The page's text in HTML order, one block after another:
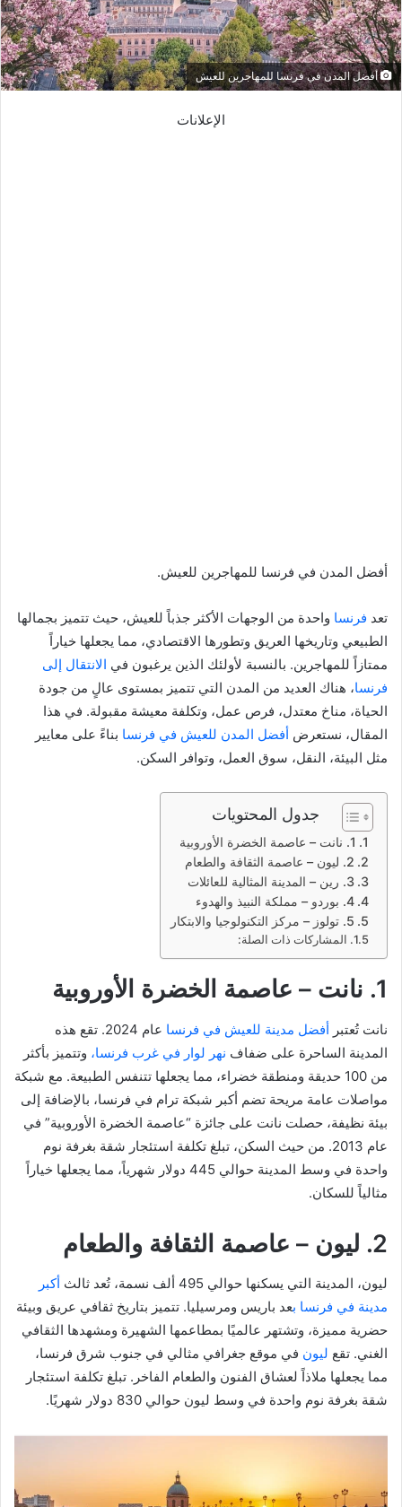
أفضل المدن في فرنسا للمهاجرين للعيش
الإعلانات
أفضل المدن في فرنسا للمهاجرين للعيش.
تعد فرنسا واحدة من الوجهات الأكثر جذباً للعيش، حيث تتميز بجمالها
الطبيعي وتاريخها العريق وتطورها الاقتصادي، مما يجعلها خياراً
ممتازاً للمهاجرين. بالنسبة لأولئك الذين يرغبون في الانتقال إلى
فرنسا، هناك العديد من المدن التي تتميز بمستوى عالٍ من جودة
الحياة، مناخ معتدل، فرص عمل، وتكلفة معيشة مقبولة. في هذا
المقال، نستعرض أفضل المدن للعيش في فرنسا بناءً على معايير
مثل البيئة، النقل، سوق العمل، وتوافر السكن.
جدول المحتويات
1. نانت – عاصمة الخضرة الأوروبية
2. ليون – عاصمة الثقافة والطعام
3. رين – المدينة المثالية للعائلات
4. بوردو – مملكة النبيذ والهدوء
5. تولوز – مركز التكنولوجيا والابتكار
المشاركات ذات الصلة:
1. نانت – عاصمة الخضرة الأوروبية
نانت تُعتبر أفضل مدينة للعيش في فرنسا
عام 2024. تقع هذه
المدينة الساحرة على ضفاف نهر لوار في غرب فرنسا، وتتميز بأكثر
من 100 حديقة ومنطقة خضراء، مما يجعلها تتنفس الطبيعة. مع شبكة
مواصلات عامة مريحة تضم أكبر شبكة ترام في فرنسا، بالإضافة إلى
بيئة نظيفة، حصلت نانت على جائزة “عاصمة الخضرة الأوروبية” في
عام 2013. من حيث السكن، تبلغ تكلفة استئجار شقة بغرفة نوم
واحدة في وسط المدينة حوالي 445 دولار شهرياً، مما يجعلها خياراً
مثالياً للسكان.
2. ليون – عاصمة الثقافة والطعام
ليون، المدينة التي يسكنها حوالي 495 ألف نسمة، تُعد ثالث
أكبر
مدينة في فرنسا بعد باريس ومرسيليا. تتميز بتاريخ ثقافي عريق وبيئة
حضرية مميزة، وتشتهر عالميًا بمطاعمها الشهيرة ومشهدها الثقافي
الغني. تقع ليون في موقع جغرافي مثالي في جنوب شرق فرنسا،
مما يجعلها ملاذاً لعشاق الفنون والطعام الفاخر. تبلغ تكلفة استئجار
شقة بغرفة نوم واحدة في وسط ليون حوالي 830 دولار شهريًا.